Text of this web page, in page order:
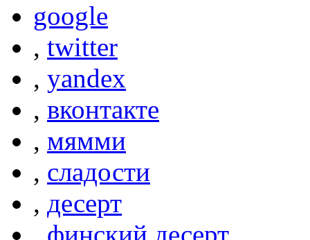
google
, twitter
, yandex
, вконтакте
, мямми
, сладости
, десерт